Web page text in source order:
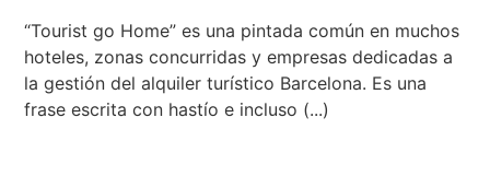
“Tourist go Home” es una pintada común en muchos
hoteles, zonas concurridas y empresas dedicadas a
la gestión del alquiler turístico Barcelona. Es una
frase escrita con hastío e incluso (...)